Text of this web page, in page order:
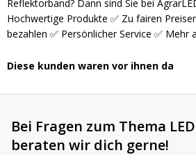
Reflektorband? Dann sind Sie bei
Hochwertige Produkte ✅ Zu fairen
bezahlen ✅ Persönlicher Service ✅ Mehr
Diese kunden waren vor ihnen da
Bei Fragen zum Thema
beraten wir dich gerne!